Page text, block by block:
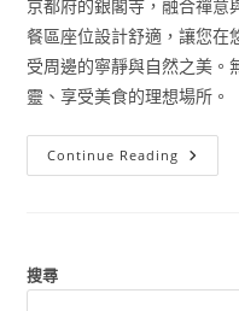
京都府的銀閣寺，融合禪意
餐區座位設計舒適，讓您在
受周邊的寧靜與自然之美。
靈、享受美食的理想場所。
Continue Reading
搜尋